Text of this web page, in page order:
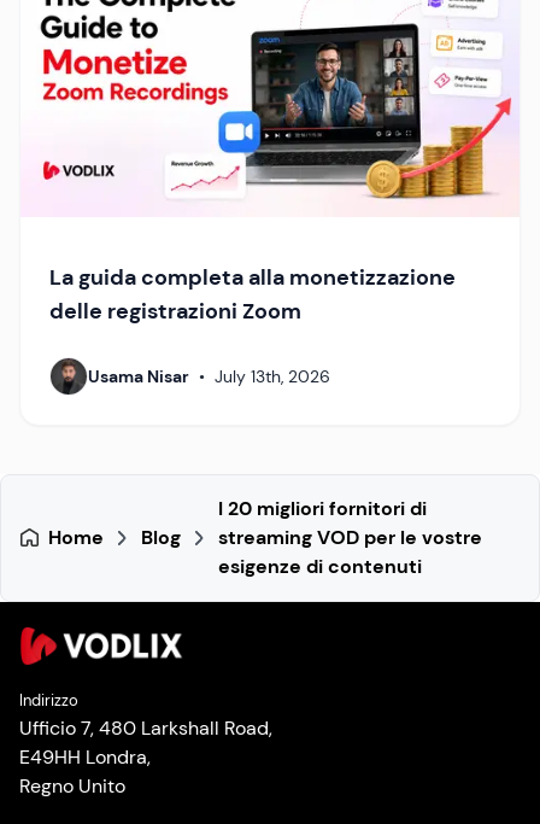
La guida completa alla monetizzazione
delle registrazioni Zoom
Usama Nisar • July 13th, 2026
Home Blog
I 20 migliori fornitori di
streaming VOD per le vostre
esigenze di contenuti
Indirizzo
Ufficio 7, 480 Larkshall Road,
E49HH Londra,
Regno Unito